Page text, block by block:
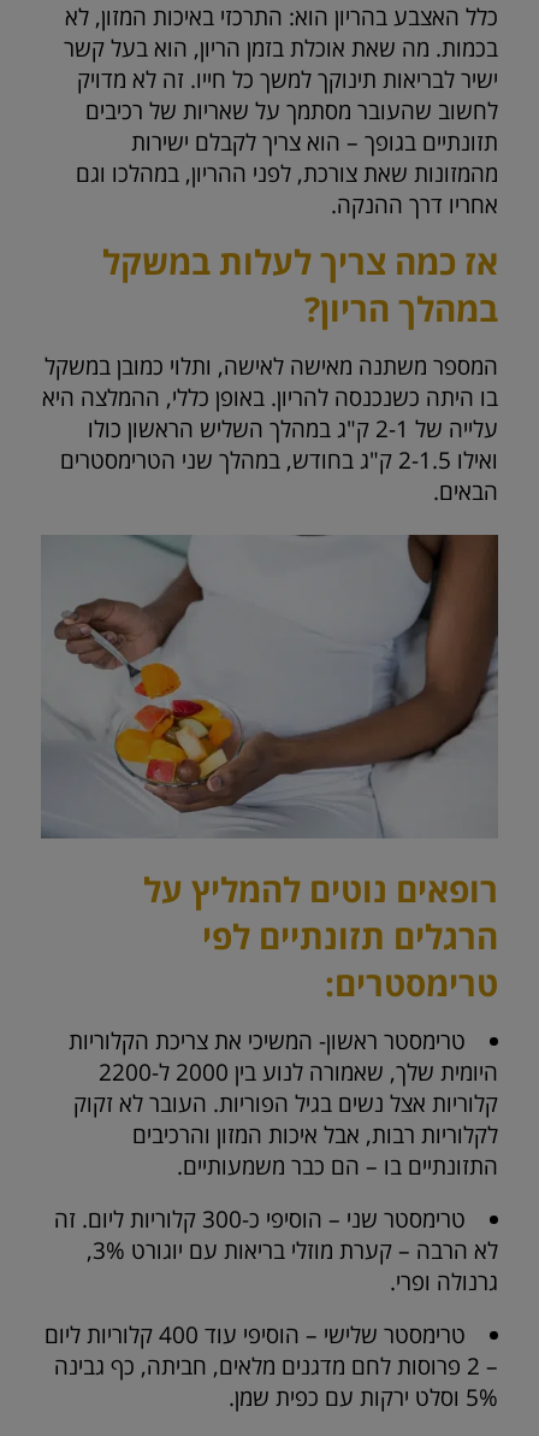
כלל האצבע בהריון הוא: התרכזי באיכות המזון, לא
בכמות. מה שאת אוכלת בזמן הריון, הוא בעל קשר
ישיר לבריאות תינוקך למשך כל חייו. זה לא מדויק
לחשוב שהעובר מסתמך על שאריות של רכיבים
תזונתיים בגופך – הוא צריך לקבלם ישירות
מהמזונות שאת צורכת, לפני ההריון, במהלכו וגם
אחריו דרך ההנקה.
אז כמה צריך לעלות במשקל
במהלך הריון?
המספר משתנה מאישה לאישה, ותלוי כמובן במשקל
בו היתה כשנכנסה להריון. באופן כללי, ההמלצה היא
עלייה של 2-1 ק"ג במהלך השליש הראשון כולו
ואילו 2-1.5 ק"ג בחודש, במהלך שני הטרימסטרים
הבאים.
רופאים נוטים להמליץ על
הרגלים תזונתיים לפי
טרימסטרים:
טרימסטר ראשון- המשיכי את צריכת הקלוריות
היומית שלך, שאמורה לנוע בין 2000 ל-2200
קלוריות אצל נשים בגיל הפוריות. העובר לא זקוק
לקלוריות רבות, אבל איכות המזון והרכיבים
התזונתיים בו – הם כבר משמעותיים.
טרימסטר שני – הוסיפי כ-300 קלוריות ליום. זה
לא הרבה – קערת מוזלי בריאות עם יוגורט 3%,
גרנולה ופרי.
טרימסטר שלישי – הוסיפי עוד 400 קלוריות ליום
– 2 פרוסות לחם מדגנים מלאים, חביתה, כף גבינה
5% וסלט ירקות עם כפית שמן.